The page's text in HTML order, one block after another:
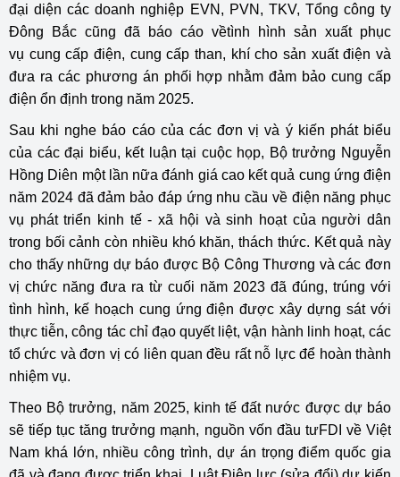
đại diện các doanh nghiệp EVN, PVN, TKV, Tổng công ty
Đông Bắc cũng đã báo cáo vềtình hình sản xuất phục
vụ cung cấp điện, cung cấp than, khí cho sản xuất điện và
đưa ra các phương án phối hợp nhằm đảm bảo cung cấp
điện ổn định trong năm 2025.
Sau khi nghe báo cáo của các đơn vị và ý kiến phát biểu
của các đại biểu, kết luận tại cuộc họp, Bộ trưởng Nguyễn
Hồng Diên một lần nữa đánh giá cao kết quả cung ứng điện
năm 2024 đã đảm bảo đáp ứng nhu cầu về điện năng phục
vụ phát triển kinh tế - xã hội và sinh hoạt của người dân
trong bối cảnh còn nhiều khó khăn, thách thức. Kết quả này
cho thấy những dự báo được Bộ Công Thương và các đơn
vị chức năng đưa ra từ cuối năm 2023 đã đúng, trúng với
tình hình, kế hoạch cung ứng điện được xây dựng sát với
thực tiễn, công tác chỉ đạo quyết liệt, vận hành linh hoạt, các
tổ chức và đơn vị có liên quan đều rất nỗ lực để hoàn thành
nhiệm vụ.
Theo Bộ trưởng, năm 2025, kinh tế đất nước được dự báo
sẽ tiếp tục tăng trưởng mạnh, nguồn vốn đầu tưFDI về Việt
Nam khá lớn, nhiều công trình, dự án trọng điểm quốc gia